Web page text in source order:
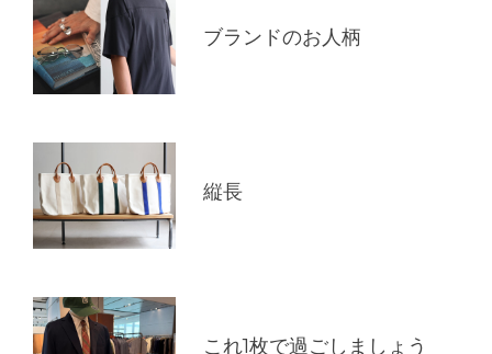
ブランドのお人柄
縦長
これ1枚で過ごしましょう